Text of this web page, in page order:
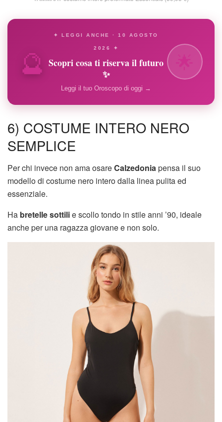
🔮
✦ LEGGI ANCHE · 10 AGOSTO
2026 ✦
Scopri cosa ti riserva il futuro
✨
Leggi il tuo Oroscopo di oggi →
6) COSTUME INTERO NERO
SEMPLICE
Per chi invece non ama osareCalzedonia pensa il suo
modello di costume nero intero dalla linea pulita ed
essenziale.
Ha bretelle sottilie scollo tondo in stile anni ’90, ideale
anche per una ragazza giovane e non solo.